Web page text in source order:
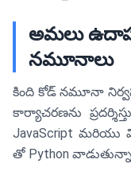
అమలు
నమూనాలు
కింది కోడ్ నమూనా
కార్యాచరణను
JavaScript మరియు
తో Python